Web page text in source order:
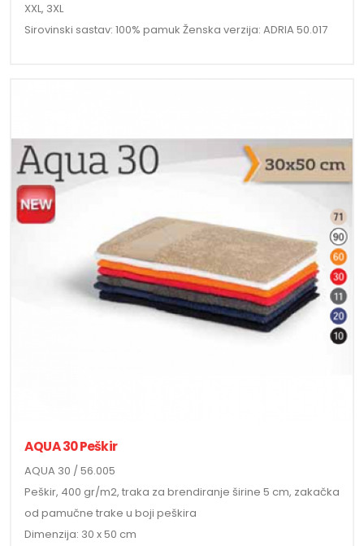
XXL, 3XL
Sirovinski sastav: 100% pamuk Ženska verzija: ADRIA 50.017
AQUA 30 Peškir
AQUA 30 / 56.005
Peškir, 400 gr/m2, traka za brendiranje širine 5 cm, zakačka
od pamučne trake u boji peškira
Dimenzija: 30 x 50 cm